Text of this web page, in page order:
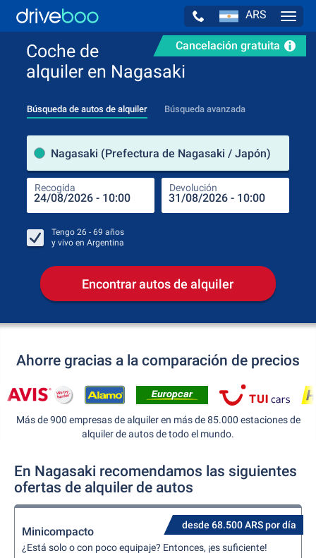
ARS
Cancelación gratuita
Coche de
alquiler en Nagasaki
Búsqueda de autos de alquiler Búsqueda avanzada
Nagasaki (Prefectura de Nagasaki / Japón)
Recogida Devolución
Tengo 26 - 69 años
y vivo en Argentina
Encontrar autos de alquiler
Ahorre gracias a la comparación de precios
Más de 900 empresas de alquiler en más de 85.000 estaciones de
alquiler de autos de todo el mundo.
En Nagasaki recomendamos las siguientes
ofertas de alquiler de autos
desde 68.500 ARS por día
Minicompacto
¿Está solo o con poco equipaje? Entonces, ¡es suficiente!